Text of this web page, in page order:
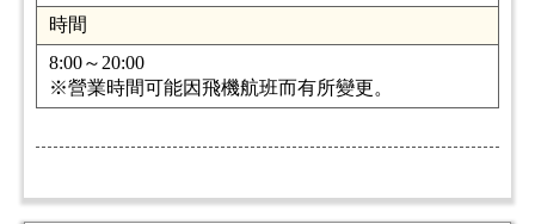
時間
8:00～20:00
※營業時間可能因飛機航班而有所變更。